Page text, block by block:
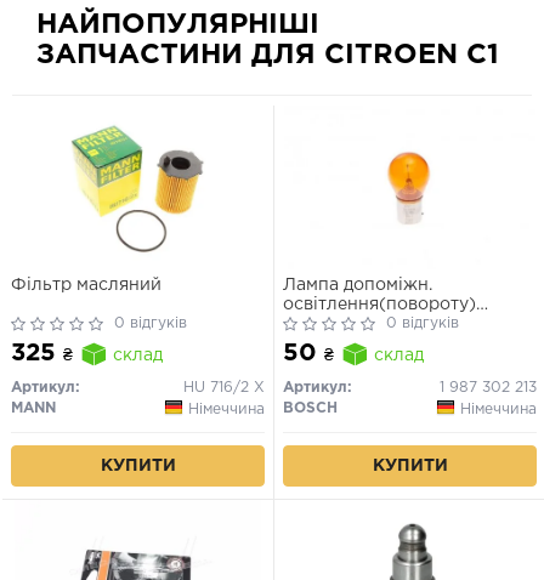
НАЙПОПУЛЯРНІШІ
ЗАПЧАСТИНИ ДЛЯ CITROEN C1
Фільтр масляний
0 відгуків
325 ₴ склад
Артикул:
HU 716/2 X
MANN
Німеччина
КУПИТИ
Лампа допоміжн.
освітлення(повороту)
BOSCH 12V 21W PY21W PURE
LIGHT РY21W 12V (жовта)
0 відгуків
50 ₴ склад
Артикул:
1 987 302 213
BOSCH
Німеччина
КУПИТИ